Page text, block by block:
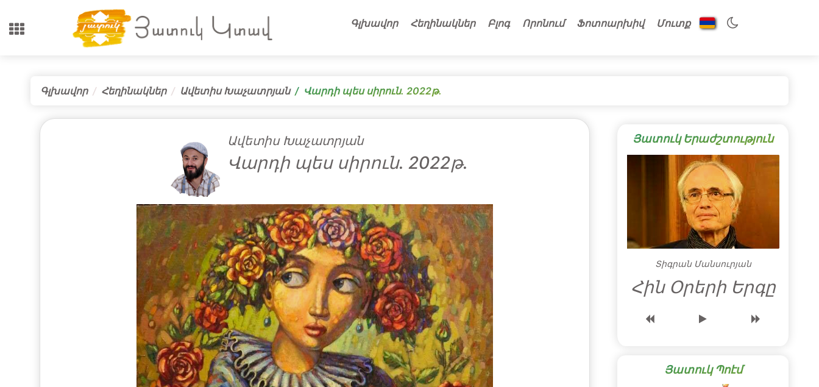
Գլխավոր Հեղինակներ Բլոգ Որոնում Ֆոտոարխիվ Մուտք
Գլխավոր Հեղինակներ Ավետիս Խաչատրյան Վարդի պես սիրուն․ 2022թ․
Ավետիս Խաչատրյան
Վարդի պես սիրուն․ 2022թ․
Յատուկ Երաժշտություն
Տիգրան Մանսուրյան
Հին Օրերի Երգը
Յատուկ Պոէմ